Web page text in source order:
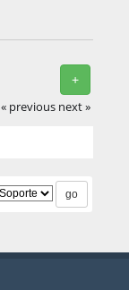
+
« previous next »